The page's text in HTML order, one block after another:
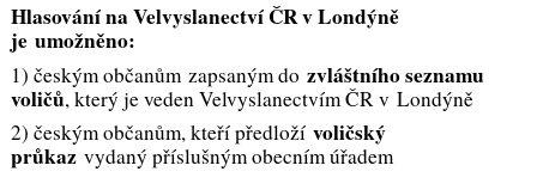
Hlasování na Velvyslanectví ČR v Londýně
je umožněno:
1) českým občanům zapsaným do zvláštního seznamu
voličů, který je veden Velvyslanectvím ČR v Londýně
2) českým občanům, kteří předloží voličský
průkazvydaný příslušným obecním úřadem